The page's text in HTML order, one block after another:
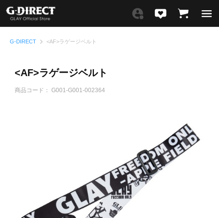
G-DIRECT <AF>ラゲージベルト
<AF>ラゲージベルト
商品コード： G001-G001-002364